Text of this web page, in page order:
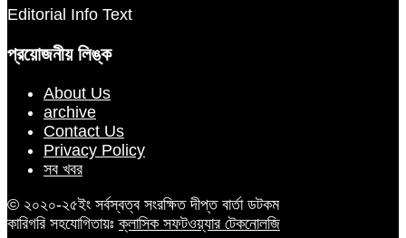
Editorial Info Text
প্রয়োজনীয় লিঙ্ক
About Us
archive
Contact Us
Privacy Policy
সব খবর
© ২০২০-২৫ইং সর্বস্বত্ব সংরক্ষিত দীপ্ত বার্তা ডটকম
কারিগরি সহযোগিতায়ঃক্লাসিক সফটওয়্যার টেকনোলজি